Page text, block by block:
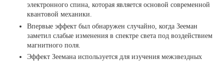
электронного спина, которая является основой современной
квантовой механики.
Впервые эффект был обнаружен случайно, когда Зееман
заметил слабые изменения в спектре света под воздействием
магнитного поля.
Эффект Зеемана используется для изучения межзвездных